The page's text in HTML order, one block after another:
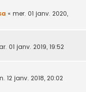
« mer. 01 janv. 2020,
01 janv. 2019, 19:52
12 janv. 2018, 20:02